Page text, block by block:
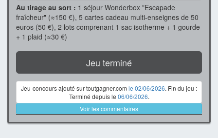
Au tirage au sort : 1 séjour Wonderbox "Escapade
fraîcheur" (≈150 €), 5 cartes cadeau multi-enseignes de 50
euros (50 €), 2 lots comprenant 1 sac isotherme + 1 gourde
+ 1 plaid (≈30 €)
Jeu terminé
Jeu-concours ajouté sur toutgagner.com le 02/06/2026. Fin du jeu :
Terminé depuis le 06/06/2026.
Voir les commentaires